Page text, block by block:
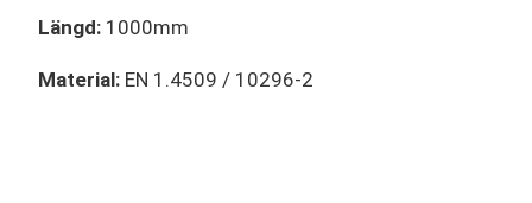
Längd: 1000mm
Material: EN 1.4509 / 10296-2